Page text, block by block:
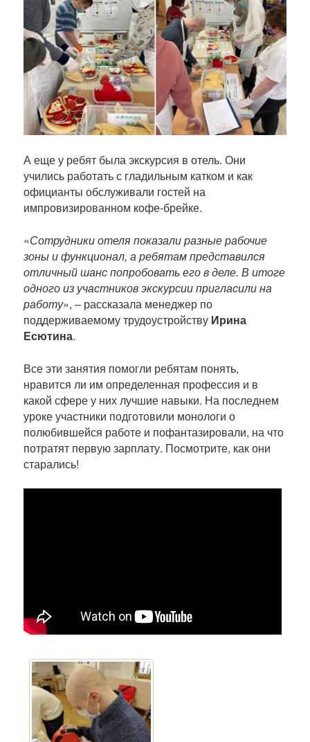
А еще у ребят была экскурсия в отель. Они
учились работать с гладильным катком и как
официанты обслуживали гостей на
импровизированном кофе-брейке.
«Сотрудники отеля показали разные рабочие
зоны и функционал, а ребятам представился
отличный шанс попробовать его в деле. В итоге
одного из участников экскурсии пригласили на
работу», – рассказала менеджер по
поддерживаемому трудоустройству Ирина
Есютина.
Все эти занятия помогли ребятам понять,
нравится ли им определенная профессия и в
какой сфере у них лучшие навыки. На последнем
уроке участники подготовили монологи о
полюбившейся работе и пофантазировали, на что
потратят первую зарплату. Посмотрите, как они
старались!